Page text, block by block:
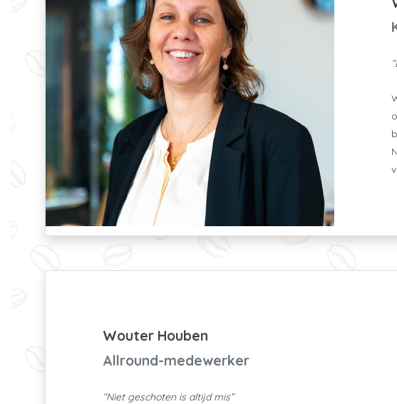
Wouter Houben
Allround-medewerker
“Niet geschoten is altijd mis”